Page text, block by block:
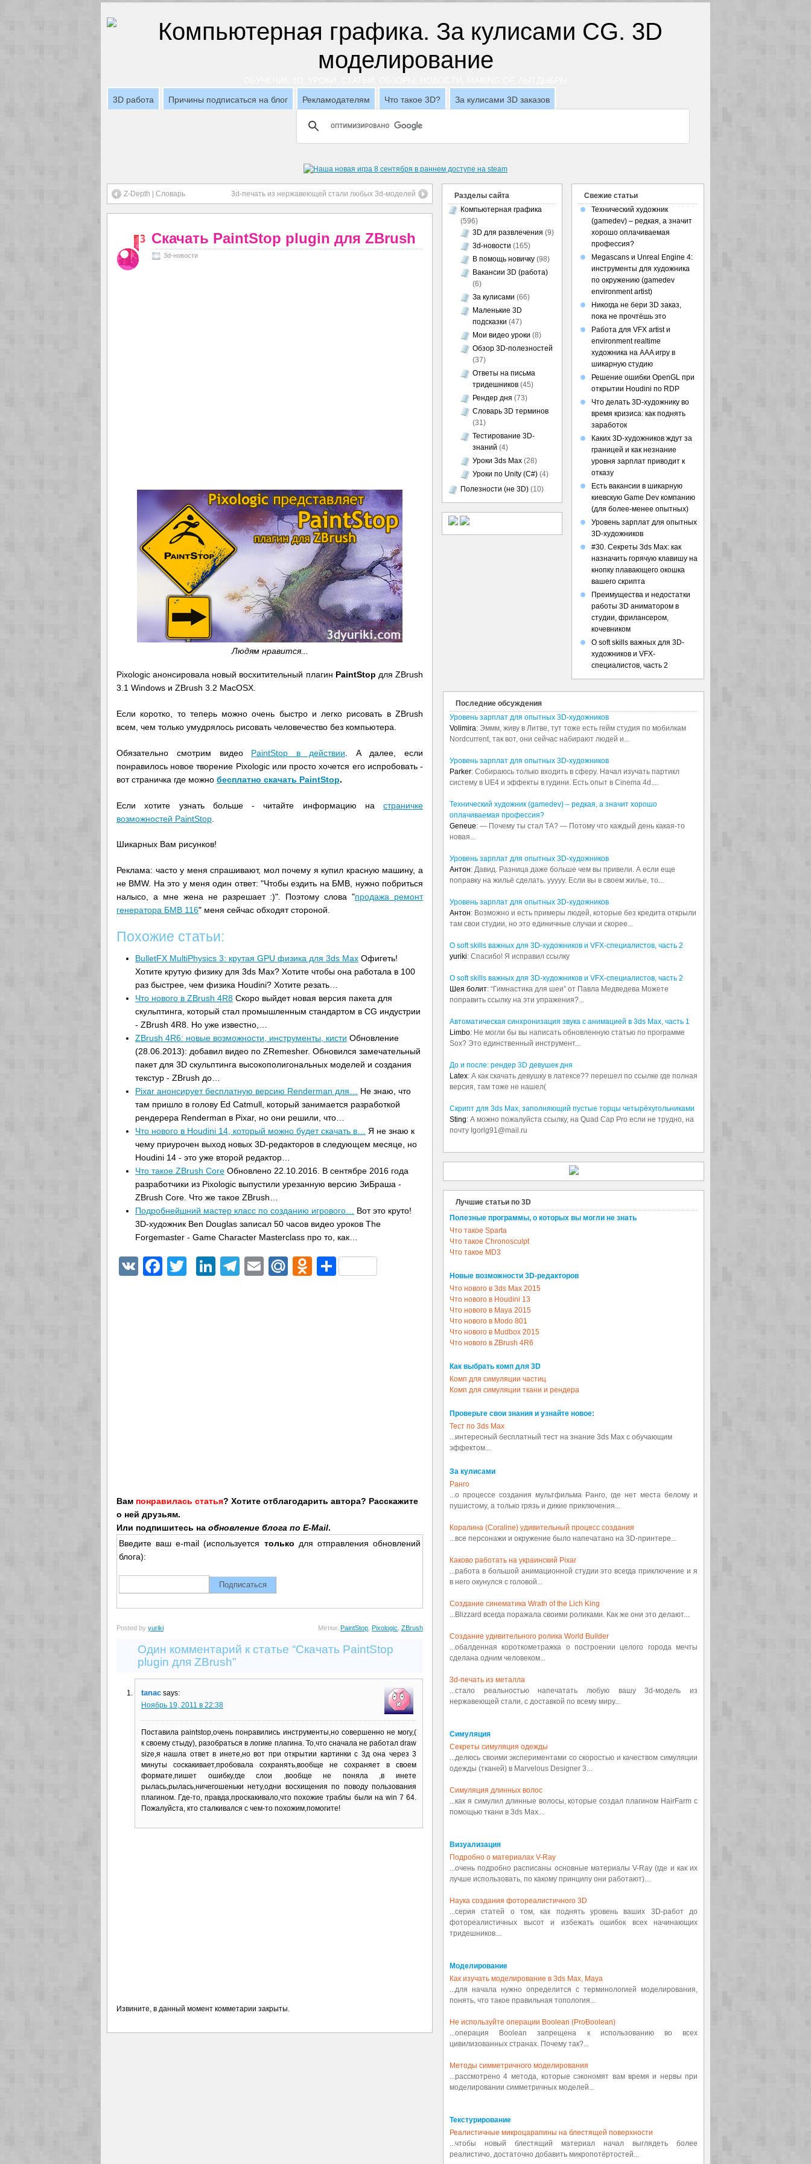
3D работа
Причины подписаться на блог Рекламодателям Что такое 3D? За кулисами 3D заказов
Z-Depth | Словарь 3d-печать из нержавеющей стали любых 3d-моделей
Скачать PaintStop plugin для ZBrush
3d-новости
Людям нравится...
Pixologic анонсировала новый восхитительный плагин PaintStop для ZBrush
3.1 Windows и ZBrush 3.2 MacOSX.
Если коротко, то теперь можно очень быстро и легко рисовать в ZBrush
всем, чем только умудрялось рисовать человечество без компьютера.
Обязательно смотрим видео PaintStop в действии . А далее, если
понравилось новое творение Pixologic или просто хочется его испробовать -
вот страничка где можно бесплатно скачать PaintStop.
Если хотите узнать больше - читайте информацию на страничке
возможностей PaintStop
Шикарных Вам рисунков!
Реклама: часто у меня спрашивают, мол почему я купил красную машину, а
не BMW. На это у меня один ответ: "Чтобы ездить на БМВ, нужно побриться
налысо, а мне жена не разрешает :)". Поэтому слова "продажа ремонт
генератора БМВ 116" меня сейчас обходят стороной.
Похожие статьи:
BulletFX MultiPhysics 3: крутая GPU физика для 3ds MaxОфигеть!
Хотите крутую физику для 3ds Max? Хотите чтобы она работала в 100
раз быстрее, чем физика Houdini? Хотите резать…
Что нового в ZBrush 4R8Скоро выйдет новая версия пакета для
скульптинга, который стал промышленным стандартом в CG индустрии
- ZBrush 4R8. Но уже известно,…
ZBrush 4R6: новые возможности, инструменты, кисти Обновление
(28.06.2013): добавил видео по ZRemesher. Обновился замечательный
пакет для 3D скульптинга высокополигональных моделей и создания
текстур - ZBrush до…
Pixar анонсирует бесплатную версию Renderman для…
Не знаю, что
там пришло в голову Ed Catmull, который занимается разработкой
рендерера Renderman в Pixar, но они решили, что…
Что нового в Houdini 14, который можно будет скачать в…
Я не знаю к
чему приурочен выход новых 3D-редакторов в следующем месяце, но
Houdini 14 - это уже второй редактор…
Что такое ZBrush CoreОбновлено 22.10.2016. В сентябре 2016 года
разработчики из Pixologic выпустили урезанную версию ЗиБраша -
ZBrush Core. Что же такое ZBrush…
Подробнейшний мастер класс по созданию игрового…
Вот это круто!
3D-художник Ben Douglas записал 50 часов видео уроков The
Forgemaster - Game Character Masterclass про то, как…
VK Facebook
TwitterLinkedIn
Telegram
EmailMail.RuOdnoklassniki
Отправить
Вам понравилась статья? Хотите отблагодарить автора? Расскажите
о ней друзьям.
Или подпишитесь на обновление блога по E-Mail.
Введите ваш e-mail (используется только для отправления обновлений
блога):
Posted by yuriki Метки: PaintStop Pixologic ZBrush
Один комментарий к статье “Скачать PaintStop
plugin для ZBrush”
tanac says:
Ноябрь 19, 2011 в 22:38
Поставила paintstop,очень понравились инструменты,но совершенно не могу,(
к своему стыду), разобраться в логике плагина. То,что сначала не работал draw
size,я нашла ответ в инете,но вот при открытии картинки с 3д она через 3
минуты соскакивает,пробовала сохранять,вообще не сохраняет в своем
формате,пишет ошибку,где слои ,вообще не поняла ,в инете
рылась,рылась,ничегошеньки нету,одни восхищения по поводу пользования
плагином. Где-то, правда,проскакивало,что похожие траблы были на win 7 64.
Пожалуйста, кто сталкивался с чем-то похожим,помогите!
Извините, в данный момент комметарии закрыты.
Свежие статьи
Технический художник
(gamedev) – редкая, а значит
хорошо оплачиваемая
профессия?
Megascans и Unreal Engine 4:
инструменты для художника
по окружению (gamedev
environment artist)
Никогда не бери 3D заказ,
пока не прочтёшь это
Работа для VFX artist и
environment realtime
художника на AAA игру в
шикарную студию
Решение ошибки OpenGL при
открытии Houdini по RDP
Что делать 3D-художнику во
время кризиса: как поднять
заработок
Каких 3D-художников ждут за
границей и как незнание
уровня зарплат приводит к
отказу
Есть вакансии в шикарную
киевскую Game Dev компанию
(для более-менее опытных)
Уровень зарплат для опытных
3D-художников
#30. Секреты 3ds Max: как
назначить горячую клавишу на
кнопку плавающего окошка
вашего скрипта
Преимущества и недостатки
работы 3D аниматором в
студии, фрилансером,
кочевником
О soft skills важных для 3D-
художников и VFX-
специалистов, часть 2
Разделы сайта
Компьютерная графика
(596)
3D для развлечения (9)
3d-новости (165)
В помощь новичку (98)
Вакансии 3D (работа)
(6)
За кулисами (66)
Маленькие 3D
подсказки (47)
Мои видео уроки (8)
Обзор 3D-полезностей
(37)
Ответы на письма
тридешников (45)
Рендер дня (73)
Словарь 3D терминов
(31)
Тестирование 3D-
знаний (4)
Уроки 3ds Max (28)
Уроки по Unity (C#) (4)
Полезности (не 3D) (10)
Последние обсуждения
Уровень зарплат для опытных 3D-художников
Volimira: Эммм, живу в Литве, тут тоже есть гейм студия по мобилкам
Nordcurrent, так вот, они сейчас набирают людей и...
Уровень зарплат для опытных 3D-художников
Parker: Собираюсь только входить в сферу. Начал изучать партикл
систему в UE4 и эффекты в гудини. Есть опыт в Cinema 4d....
Технический художник (gamedev) – редкая, а значит хорошо
оплачиваемая профессия?
Geneue: — Почему ты стал ТА? — Потому что каждый день какая-то
новая...
Уровень зарплат для опытных 3D-художников
Антон: Давид. Разница даже больше чем вы привели. А если еще
поправку на жильё сделать. ууууу. Если вы в своем жилье, то...
Уровень зарплат для опытных 3D-художников
Антон: Возможно и есть примеры людей, которые без кредита открыли
там свои студии, но это единичные случаи и скорее...
О soft skills важных для 3D-художников и VFX-специалистов, часть 2
yuriki: Спасибо! Я исправил ссылку
О soft skills важных для 3D-художников и VFX-специалистов, часть 2
Шея болит: “Гимнастика для шеи” от Павла Медведева Можете
поправить ссылку на эти упражения?...
Автоматическая синхронизация звука с анимацией в 3ds Max, часть 1
Limbo: Не могли бы вы написать обновленную статью по программе
Sox? Это единственный инструмент...
До и после: рендер 3D девушек дня
Latex: А как скачать девушку в латексе?? перешел по ссылке где полная
версия, там тоже не нашел(
Скрипт для 3ds Max, заполняющий пустые торцы четырёхугольниками
Sting: А можно пожалуйста ссылку, на Quad Cap Pro если не трудно, на
почту Igorlg91@mail.ru
Лучшие статьи по 3D
Полезные программы, о которых вы могли не знать
Что такое Sparta
Что такое Chronosculpt
Что такое MD3
Новые возможности 3D-редакторов
Что нового в 3ds Max 2015
Что нового в Houdini 13
Что нового в Maya 2015
Что нового в Modo 801
Что нового в Mudbox 2015
Что нового в ZBrush 4R6
Как выбрать комп для 3D
Комп для симуляции частиц
Комп для симуляции ткани и рендера
Проверьте свои знания и узнайте новое:
Тест по 3ds Max
...интересный бесплатный тест на знание 3ds Max с обучающим
эффектом...
За кулисами
Ранго
...о процессе создания мультфильма Ранго, где нет места белому и
пушистому, а только грязь и дикие приключения...
Коралина (Coraline) удивительный процесс создания
...все персонажи и окружение было напечатано на 3D-принтере...
Каково работать на украинский Pixar
...работа в большой анимационной студии это всегда приключение и я
в него окунулся с головой...
Создание синематика Wrath of the Lich King
...Blizzard всегда поражала своими роликами. Как же они это делают...
Создание удивительного ролика World Builder
...обалденная короткометражка о построении целого города мечты
сделана одним человеком...
3d-печать из металла
...стало реальностью напечатать любую вашу 3d-модель из
нержавеющей стали, с доставкой по всему миру...
Симуляция
Секреты симуляция одежды
...делюсь своими экспериментами со скоростью и качеством симуляции
одежды (тканей) в Marvelous Designer 3...
Симуляция длинных волос
...как я симулил длинные волосы, которые создал плагином HairFarm с
помощью ткани в 3ds Max...
Визуализация
Подробно о материалах V-Ray
...очень подробно расписаны основные материалы V-Ray (где и как их
лучше использовать, по какому принципу они работают)...
Наука создания фотореалистичного 3D
...серия статей о том, как поднять уровень ваших 3D-работ до
фотореалистичных высот и избежать ошибок всех начинающих
тридешников...
Моделирование
Как изучать моделирование в 3ds Max, Maya
...для начала нужно определится с терминологией моделирования,
понять, что такое правильная топология...
Не используйте операции Boolean (ProBoolean)
...операция Boolean запрещена к использованию во всех
цивилизованных странах. Почему так?...
Методы симметричного моделирования
...рассмотрено 4 метода, которые сэкономят вам время и нервы при
моделировании симметричных моделей...
Текстурирование
Реалистичные микроцарапины на блестящей поверхности
...чтобы новый блестящий материал начал выглядеть более
реалистичо, достаточно добавить микропотёртостей...